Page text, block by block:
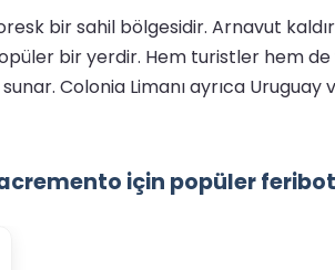
bir sahil bölgesidir. Arnavut
bir yerdir. Hem turistler hem
Colonia Limanı ayrıca
için popüler